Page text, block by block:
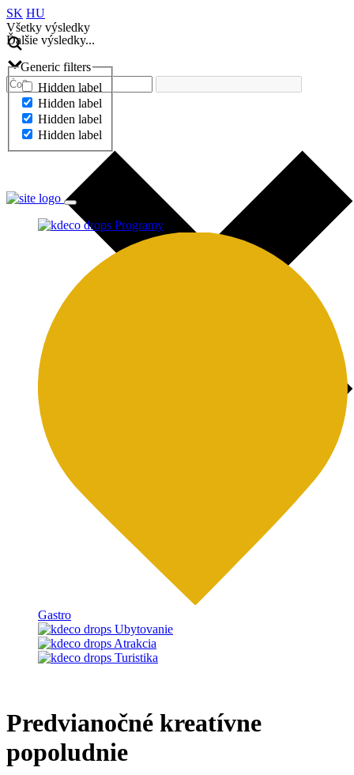
SK HU
Všetky výsledky
Ďalšie výsledky...
Generic filters
Hidden label
Hidden label
Hidden label
Hidden label
Ďalšie výsledky...
Programy
Gastro
Ubytovanie
Atrakcia
Turistika
Predvianočné kreatívne
popoludnie